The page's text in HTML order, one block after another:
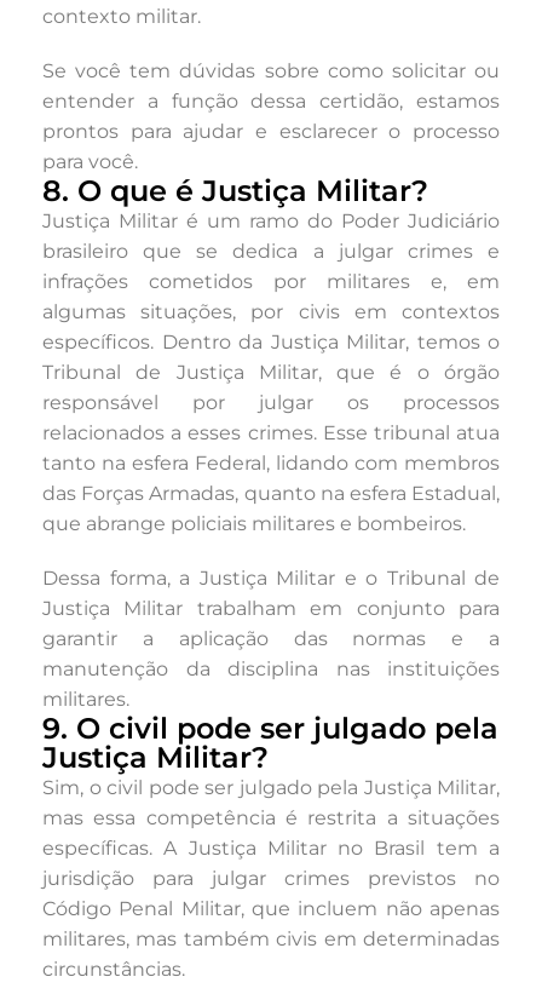
contexto militar.
Se você tem dúvidas sobre como solicitar ou
entender a função dessa certidão, estamos
prontos para ajudar e esclarecer o processo
para você.
8. O que é Justiça Militar?
Justiça Militar é um ramo do Poder Judiciário
brasileiro que se dedica a julgar crimes e
infrações cometidos por militares e, em
algumas situações, por civis em contextos
específicos. Dentro da Justiça Militar, temos o
Tribunal de Justiça Militar, que é o órgão
responsável por julgar os processos
relacionados a esses crimes. Esse tribunal atua
tanto na esfera Federal, lidando com membros
das Forças Armadas, quanto na esfera Estadual,
que abrange policiais militares e bombeiros.
Dessa forma, a Justiça Militar e o Tribunal de
Justiça Militar trabalham em conjunto para
garantir a aplicação das normas e a
manutenção da disciplina nas instituições
militares.
9. O civil pode ser julgado pela
Justiça Militar?
Sim, o civil pode ser julgado pela Justiça Militar,
mas essa competência é restrita a situações
específicas. A Justiça Militar no Brasil tem a
jurisdição para julgar crimes previstos no
Código Penal Militar, que incluem não apenas
militares, mas também civis em determinadas
circunstâncias.